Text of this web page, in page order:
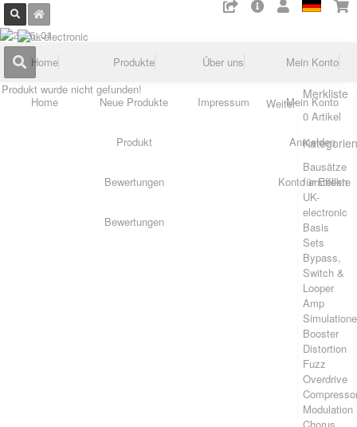
Home
Home
Produkte
Neue Produkte
Produkt
Bewertungen
Bewertungen
Über uns
Impressum
Mein Konto
Mein Konto
Anmelden
Konto erstellen
Produkt wurde nicht gefunden!
Weiter
Merkliste
0 Artikel
Bausätze
für Effekte
UK-
electronic
Basis
Sets
Bypass,
Switch &
Looper
Amp
Booster
Distortion
Fuzz
Overdrive
Modulation